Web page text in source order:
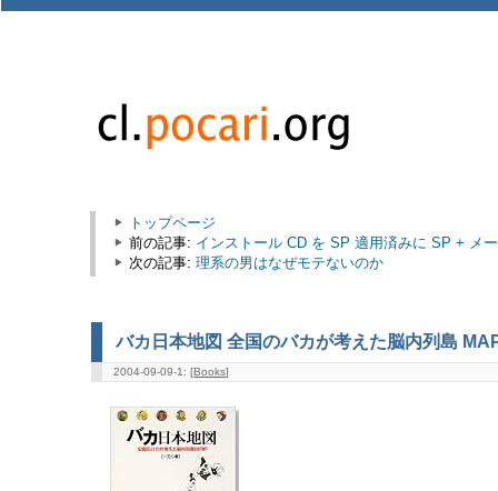
トップページ
前の記事: インストール CD を SP 適用済みに SP + メ
次の記事: 理系の男はなぜモテないのか
バカ日本地図 全国のバカが考えた脳内列島
2004-09-09-1: [Books]